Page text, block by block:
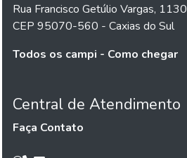
Rua Francisco Getúlio Vargas, 1130
CEP 95070-560 - Caxias do Sul
Todos os campi - Como chegar
Central de Atendimento
Faça Contato